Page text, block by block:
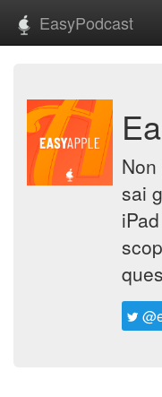
EasyPodcast
sai